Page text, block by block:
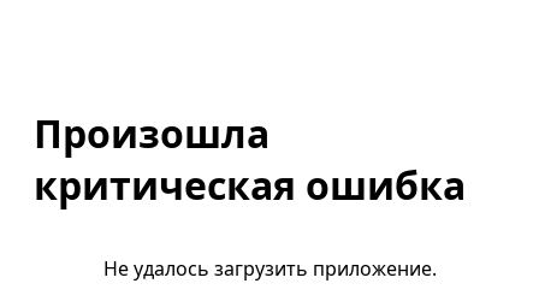
Произошла
критическая ошибка
Не удалось загрузить приложение.